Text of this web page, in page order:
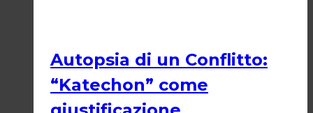
Autopsia di un Conflitto:
“Katechon” come